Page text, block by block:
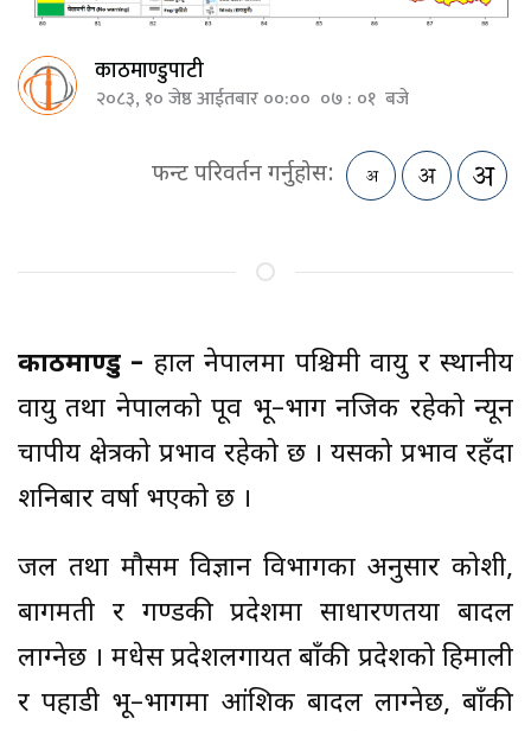
काठमाण्डुपाटी
२०८३, १० जेष्ठ आईतबार ००:०० ०७ : ०१ बजे
फन्ट परिवर्तन गर्नुहोस:
काठमाण्डु – हाल नेपालमा पश्चिमी वायु र स्थानीय
वायु तथा नेपालको पूर्वी भू–भाग नजिक रहेको न्यून
चापीय क्षेत्रको प्रभाव रहेको छ । यसको प्रभाव रहँदा
शनिबार वर्षा भएको छ ।
जल तथा मौसम विज्ञान विभागका अनुसार कोशी,
बागमती र गण्डकी प्रदेशमा साधारणतया बादल
लाग्नेछ । मधेस प्रदेशलगायत बाँकी प्रदेशको हिमाली
र पहाडी भू–भागमा आंशिक बादल लाग्नेछ, बाँकी